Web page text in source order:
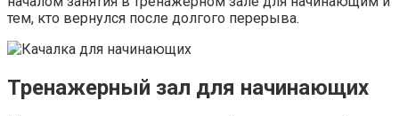
тем, кто вернулся после долгого перерыва.
Тренажерный зал для начинающих